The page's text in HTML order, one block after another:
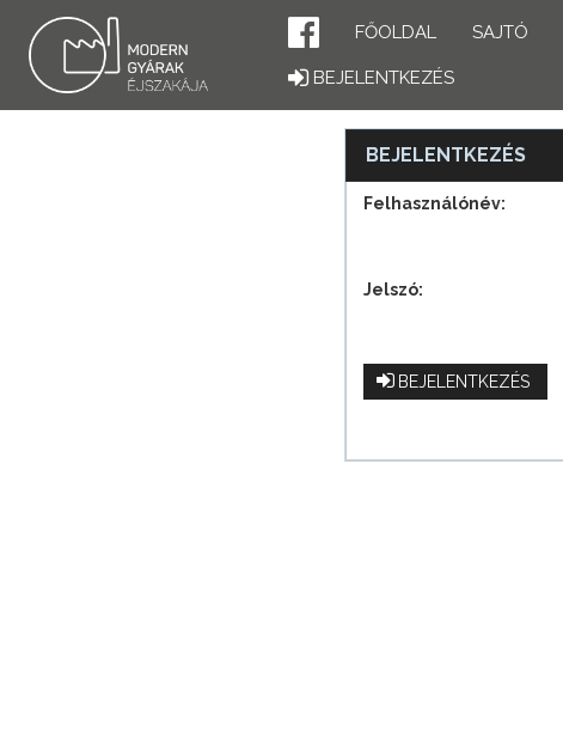
FŐOLDAL SAJTÓ
BEJELENTKEZÉS
BEJELENTKEZÉS
Felhasználónév:
Jelszó:
BEJELENTKEZÉS